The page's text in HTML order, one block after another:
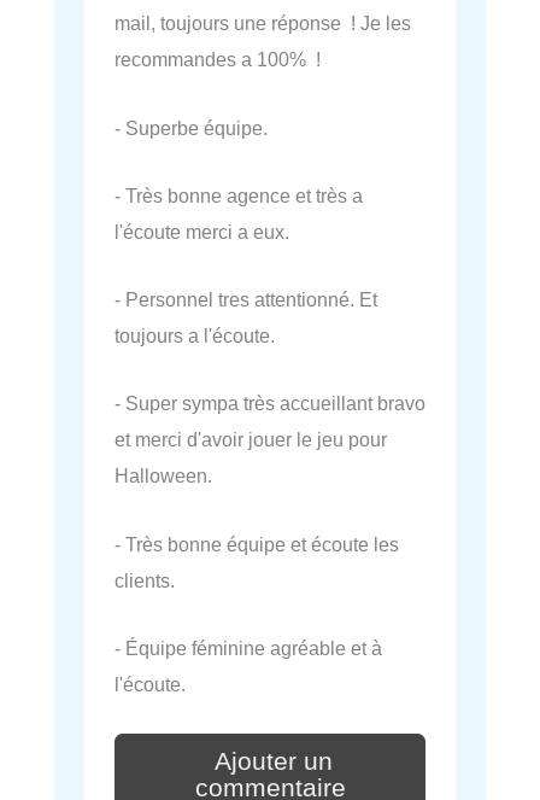
mail, toujours une réponse ! Je les
recommandes a 100% !
- Superbe équipe.
- Très bonne agence et très a
l'écoute merci a eux.
- Personnel tres attentionné. Et
toujours a l'écoute.
- Super sympa très accueillant bravo
et merci d'avoir jouer le jeu pour
Halloween.
- Très bonne équipe et écoute les
clients.
- Équipe féminine agréable et à
l'écoute.
Ajouter un
commentaire